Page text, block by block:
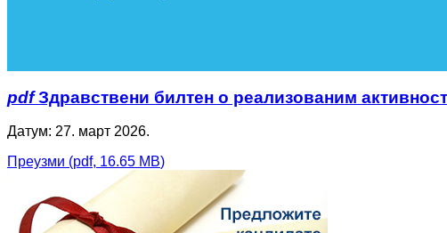
pdf Здравствени билтен о реализованим
Датум: 27. март 2026.
Преузми (pdf, 16.65 MB)